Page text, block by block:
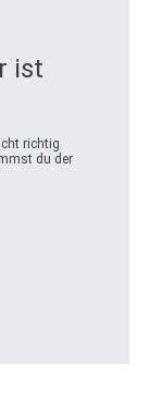
ist
richtig
du der